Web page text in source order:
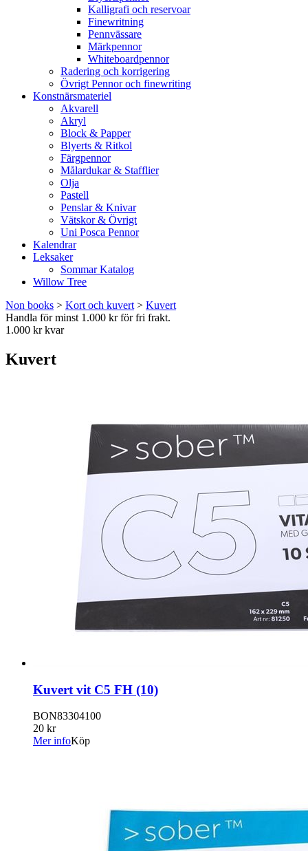
Kalligrafi och reservoar
Finewritning
Pennvässare
Märkpennor
Whiteboardpennor
Radering och korrigering
Övrigt Pennor och finewriting
Konstnärsmateriel
Akvarell
Akryl
Block & Papper
Blyerts & Ritkol
Färgpennor
Målardukar & Stafflier
Olja
Pastell
Penslar & Knivar
Vätskor & Övrigt
Uni Posca Pennor
Kalendrar
Leksaker
Sommar Katalog
Willow Tree
Non books > Kort och kuvert > Kuvert
Handla för minst 1.000 kr för fri frakt.
1.000 kr kvar
Kuvert
Kuvert vit C5 FH (10)
BON83304100
20 kr
Mer infoKöp